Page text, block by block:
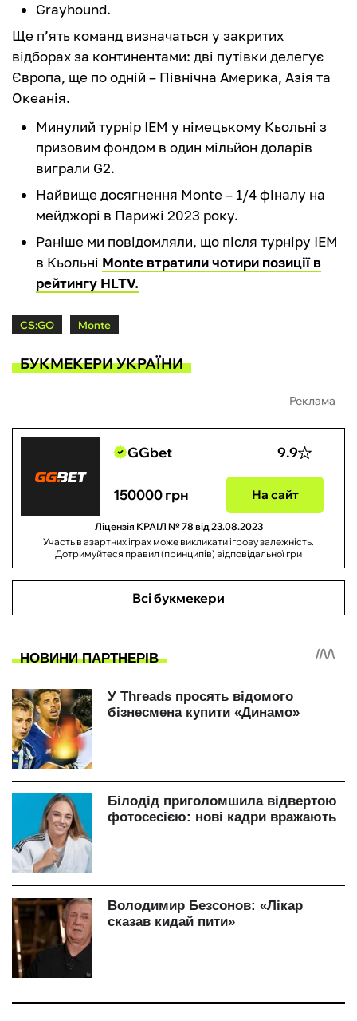
Grayhound.
Ще п’ять команд визначаться у закритих
відборах за континентами: дві путівки делегує
Європа, ще по одній – Північна Америка, Азія та
Океанія.
Минулий турнір IEM у німецькому Кьольні з
призовим фондом в один мільйон доларів
виграли G2.
Найвище досягнення Monte – 1/4 фіналу на
мейджорі в Парижі 2023 року.
Раніше ми повідомляли, що після турніру IEM
в Кьольні Monte втратили чотири позиції в
рейтингу HLTV.
CS:GO Monte
БУКМЕКЕРИ УКРАЇНИ
Реклама
GGbet 9.9
150000 грн На сайт
Ліцензія КРАІЛ № 78 від 23.08.2023
Участь в азартних іграх може викликати ігрову залежність.
Дотримуйтеся правил (принципів) відповідальної гри
Всі букмекери